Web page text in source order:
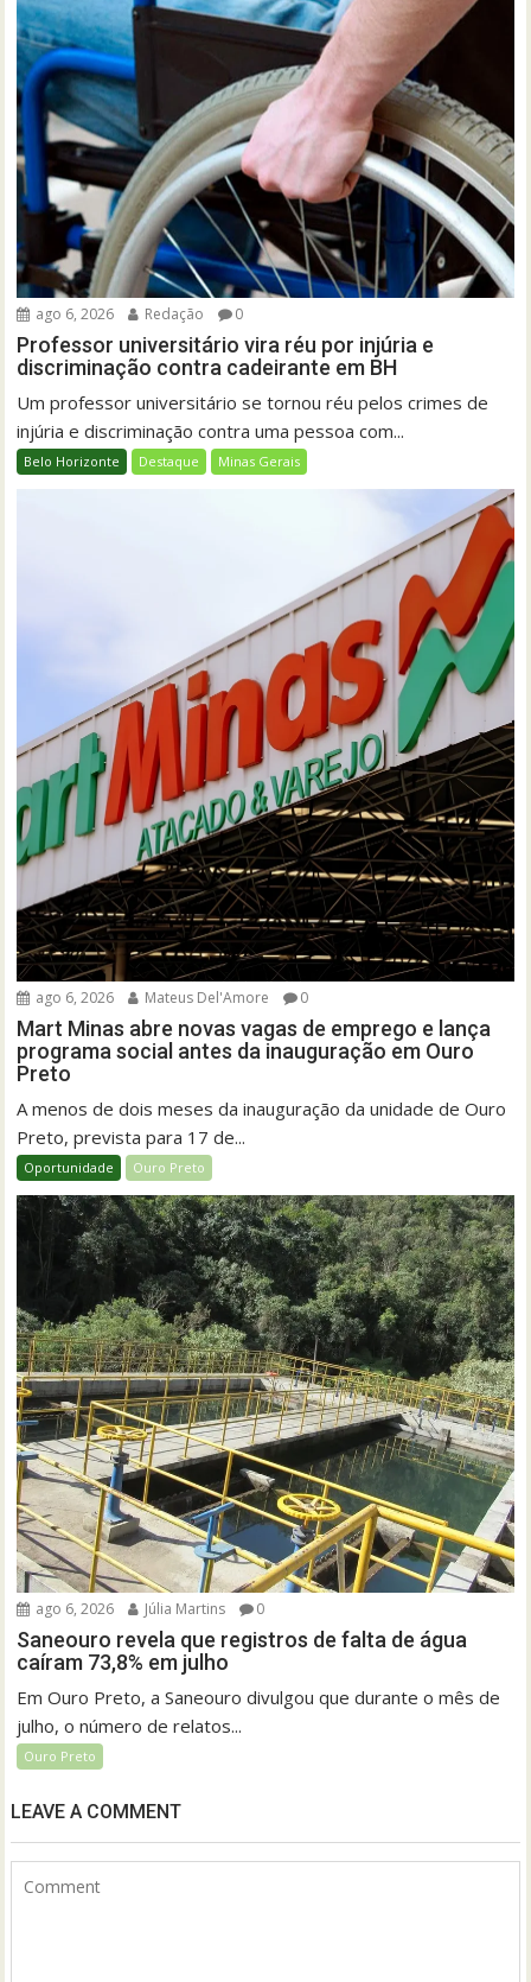
ago 6, 2026 Redação 0
Professor universitário vira réu por injúria e
discriminação contra cadeirante em BH
Um professor universitário se tornou réu pelos crimes de
injúria e discriminação contra uma pessoa com...
Belo Horizonte Destaque Minas Gerais
ago 6, 2026 Mateus Del'Amore 0
Mart Minas abre novas vagas de emprego e lança
programa social antes da inauguração em Ouro
Preto
A menos de dois meses da inauguração da unidade de Ouro
Preto, prevista para 17 de...
Oportunidade Ouro Preto
ago 6, 2026 Júlia Martins 0
Saneouro revela que registros de falta de água
caíram 73,8% em julho
Em Ouro Preto, a Saneouro divulgou que durante o mês de
julho, o número de relatos...
Ouro Preto
LEAVE A COMMENT